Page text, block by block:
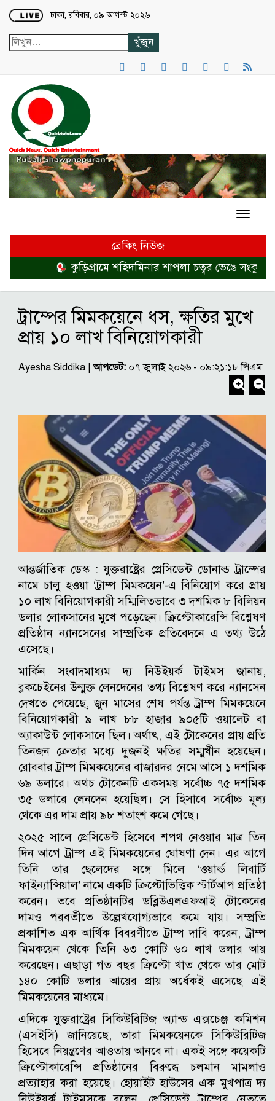
Loading...
ঢাকা, রবিবার, ০৯ আগস্ট ২০২৬
ব্রেকিং নিউজ
কুড়িগ্রামে শহিদমিনার শাপলা চত্বর ভেঙে সংকুচিত
ট্রাম্পের মিমকয়েনে ধস, ক্ষতির মুখে
প্রায় ১০ লাখ বিনিয়োগকারী
Ayesha Siddika |আপডেট: ০৭ জুলাই ২০২৬ - ০৯:২১:১৮ পিএম
আন্তর্জাতিক ডেস্ক :যুক্তরাষ্ট্রের প্রেসিডেন্ট ডোনাল্ড ট্রাম্পের
নামে চালু হওয়া ‘ট্রাম্প মিমকয়েন’-এ বিনিয়োগ করে প্রায়
১০ লাখ বিনিয়োগকারী সম্মিলিতভাবে ৩ দশমিক ৮ বিলিয়ন
ডলার লোকসানের মুখে পড়েছেন। ক্রিপ্টোকারেন্সি বিশ্লেষণ
প্রতিষ্ঠান ন্যানসেনের সাম্প্রতিক প্রতিবেদনে এ তথ্য উঠে
এসেছে।
মার্কিন সংবাদমাধ্যম দ্য নিউইয়র্ক টাইমস জানায়,
ব্লকচেইনের উন্মুক্ত লেনদেনের তথ্য বিশ্লেষণ করে ন্যানসেন
দেখতে পেয়েছে, জুন মাসের শেষ পর্যন্ত ট্রাম্প মিমকয়েনে
বিনিয়োগকারী ৯ লাখ ৮৮ হাজার ৯০৫টি ওয়ালেট বা
অ্যাকাউন্ট লোকসানে ছিল। অর্থাৎ, এই টোকেনের প্রায় প্রতি
তিনজন ক্রেতার মধ্যে দুজনই ক্ষতির সম্মুখীন হয়েছেন।
রোববার ট্রাম্প মিমকয়েনের বাজারদর নেমে আসে ১ দশমিক
৬৯ ডলারে। অথচ টোকেনটি একসময় সর্বোচ্চ ৭৫ দশমিক
৩৫ ডলারে লেনদেন হয়েছিল। সে হিসাবে সর্বোচ্চ মূল্য
থেকে এর দাম প্রায় ৯৮ শতাংশ কমে গেছে।
২০২৫ সালে প্রেসিডেন্ট হিসেবে শপথ নেওয়ার মাত্র তিন
দিন আগে ট্রাম্প এই মিমকয়েনের ঘোষণা দেন। এর আগে
তিনি তার ছেলেদের সঙ্গে মিলে ‘ওয়ার্ল্ড লিবার্টি
ফাইন্যান্সিয়াল’ নামে একটি ক্রিপ্টোভিত্তিক স্টার্টআপ প্রতিষ্ঠা
করেন। তবে প্রতিষ্ঠানটির ডব্লিউএলএফআই টোকেনের
দামও পরবর্তীতে উল্লেখযোগ্যভাবে কমে যায়।সম্প্রতি
প্রকাশিত এক আর্থিক বিবরণীতে ট্রাম্প দাবি করেন, ট্রাম্প
মিমকয়েন থেকে তিনি ৬৩ কোটি ৬০ লাখ ডলার আয়
করেছেন। এছাড়া গত বছর ক্রিপ্টো খাত থেকে তার মোট
১৪০ কোটি ডলার আয়ের প্রায় অর্ধেকই এসেছে এই
মিমকয়েনের মাধ্যমে।
এদিকে যুক্তরাষ্ট্রের সিকিউরিটিজ অ্যান্ড এক্সচেঞ্জ কমিশন
(এসইসি) জানিয়েছে, তারা মিমকয়েনকে সিকিউরিটিজ
হিসেবে নিয়ন্ত্রণের আওতায় আনবে না। একই সঙ্গে কয়েকটি
ক্রিপ্টোকারেন্সি প্রতিষ্ঠানের বিরুদ্ধে চলমান মামলাও
প্রত্যাহার করা হয়েছে। হোয়াইট হাউসের এক মুখপাত্র দ্য